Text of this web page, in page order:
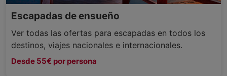
Escapadas de ensueño
Ver todas las ofertas para escapadas en todos los
destinos, viajes nacionales e internacionales.
Desde 55€ por persona